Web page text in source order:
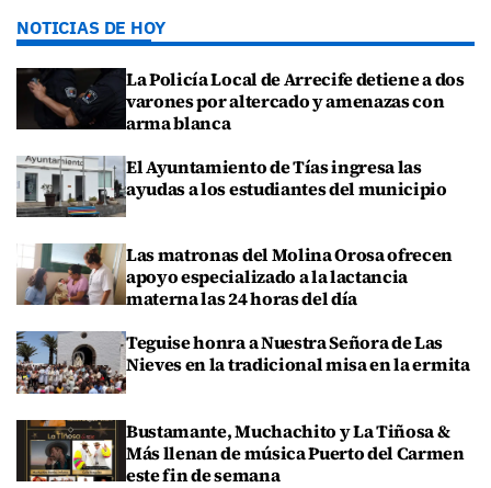
NOTICIAS DE HOY
La Policía Local de Arrecife detiene a dos
varones por altercado y amenazas con
arma blanca
El Ayuntamiento de Tías ingresa las
ayudas a los estudiantes del municipio
Las matronas del Molina Orosa ofrecen
apoyo especializado a la lactancia
materna las 24 horas del día
Teguise honra a Nuestra Señora de Las
Nieves en la tradicional misa en la ermita
Bustamante, Muchachito y La Tiñosa &
Más llenan de música Puerto del Carmen
este fin de semana